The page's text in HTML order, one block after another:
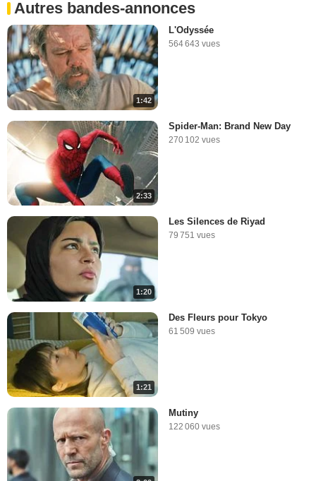
Autres bandes-annonces
1:42
L'Odyssée
564 643 vues
2:33
Spider-Man: Brand New Day
270 102 vues
1:20
Les Silences de Riyad
79 751 vues
1:21
Des Fleurs pour Tokyo
61 509 vues
Mutiny
122 060 vues